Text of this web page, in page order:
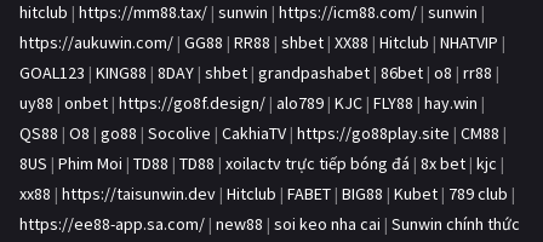
hitclub | https://mm88.tax/ | sunwin | https://icm88.com/ | sunwin |
https://aukuwin.com/ | GG88 | RR88 | shbet | XX88 | Hitclub | NHATVIP |
GOAL123 | KING88 | 8DAY | shbet | grandpashabet | 86bet | o8 | rr88 |
uy88 | onbet | https://go8f.design/ | alo789 | KJC | FLY88 | hay.win |
QS88 | O8 | go88 | Socolive | CakhiaTV | https://go88play.site | CM88 |
8US | Phim Moi | TD88 | TD88 | xoilactv trực tiếp bóng đá | 8x bet | kjc |
xx88 | https://taisunwin.dev | Hitclub | FABET | BIG88 | Kubet | 789 club |
https://ee88-app.sa.com/ | new88 | soi keo nha cai | Sunwin chính thức